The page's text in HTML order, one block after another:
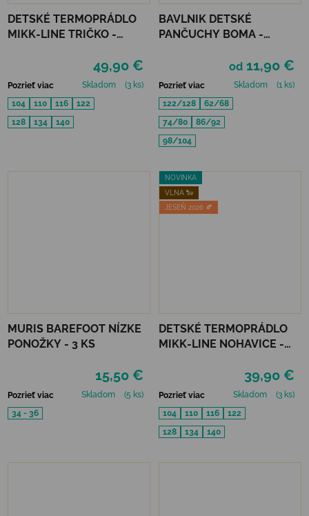
DETSKÉ TERMOPRÁDLO
MIKK-LINE TRIČKO -
49,90 €
Pozrieť viac Skladom
(3 ks)
104
110 116
122
128
134 140
BAVLNIK DETSKÉ
PANČUCHY BOMA -
od 11,90 €
Pozrieť viac Skladom
(1 ks)
122/128
62/68
74/80
86/92
98/104
MURIS BAREFOOT NÍZKE
PONOŽKY - 3 KS
15,50 €
Pozrieť viac Skladom
(5 ks)
34 - 36
NOVINKA
VLNA 🐑
JESEŇ 2026 🍂
DETSKÉ TERMOPRÁDLO
MIKK-LINE NOHAVICE -
39,90 €
Pozrieť viac Skladom
(3 ks)
104
110 116
122
128
134 140